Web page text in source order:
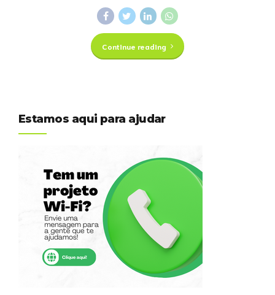
Continue reading
Estamos aqui para ajudar